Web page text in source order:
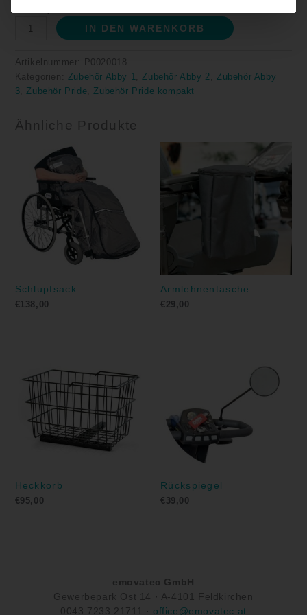
IN DEN WARENKORB
Artikelnummer:
P0020018
Kategorien: Zubehör Abby 1 Zubehör Abby 2
Zubehör Abby
3
Zubehör Pride Zubehör Pride kompakt
Ähnliche Produkte
Schlupfsack
€138,00
Armlehnentasche
€ 29,00
Heckkorb
€95,00
Rückspiegel
€ 39,00
emovatec GmbH
Gewerbepark Ost 14 · A-4101 Feldkirchen
0043 7233 21711 · office@emovatec.at